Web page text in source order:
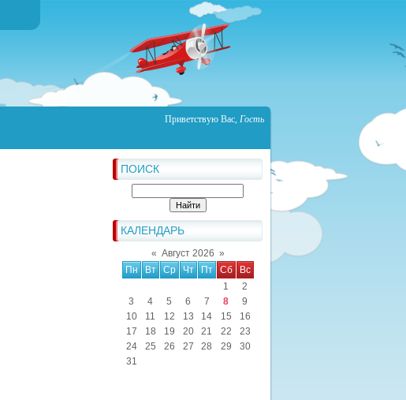
Приветствую Вас, Гость
ПОИСК
КАЛЕНДАРЬ
« Август 2026 »
Пн
Вт Ср Чт Пт Сб
Вс
1
2
3
4 5 6 7 8
9
10
11 12 13 14 15
16
17
18 19 20 21 22
23
24
25 26 27 28 29
30
31